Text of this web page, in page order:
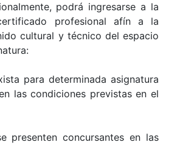
podrá ingresarse a la
profesional afín a la
cultural y técnico del espacio
para determinada asignatura
las condiciones previstas en el
presenten concursantes en las